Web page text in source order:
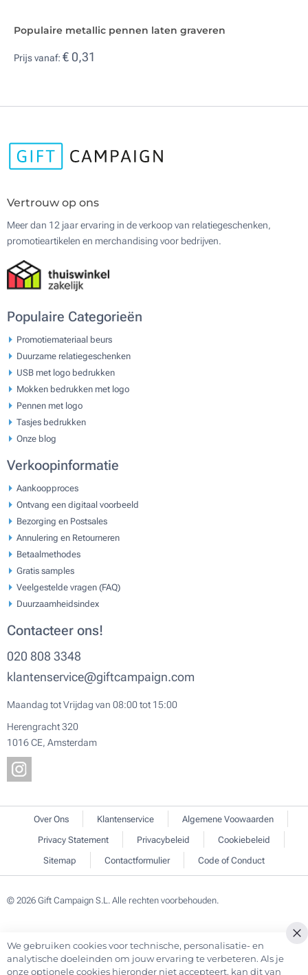
Populaire metallic pennen laten graveren
Prijs vanaf: € 0,31
Vertrouw op ons
Meer dan 12 jaar ervaring in de verkoop van relatiegeschenken,
promotieartikelen en merchandising voor bedrijven.
Populaire Categorieën
Promotiemateriaal beurs
Duurzame relatiegeschenken
USB met logo bedrukken
Mokken bedrukken met logo
Pennen met logo
Tasjes bedrukken
Onze blog
Verkoopinformatie
Aankoopproces
Ontvang een digitaal voorbeeld
Bezorging en Postsales
Annulering en Retourneren
Betaalmethodes
Gratis samples
Veelgestelde vragen (FAQ)
Duurzaamheidsindex
Contacteer ons!
020 808 3348
klantenservice@giftcampaign.com
Maandag tot Vrijdag van 08:00 tot 15:00
Herengracht 320
1016 CE, Amsterdam
Over Ons Klantenservice
Algemene Voowaarden
Privacy Statement
Privacybeleid
Cookiebeleid
Sitemap
Contactformulier Code of Conduct
© 2026 Gift Campaign S.L. Alle rechten voorbehouden.
We gebruiken cookies voor technische, personalisatie- en
analytische doeleinden om jouw ervaring te verbeteren. Als je
onze optionele cookies hieronder niet accepteert, kan dit van